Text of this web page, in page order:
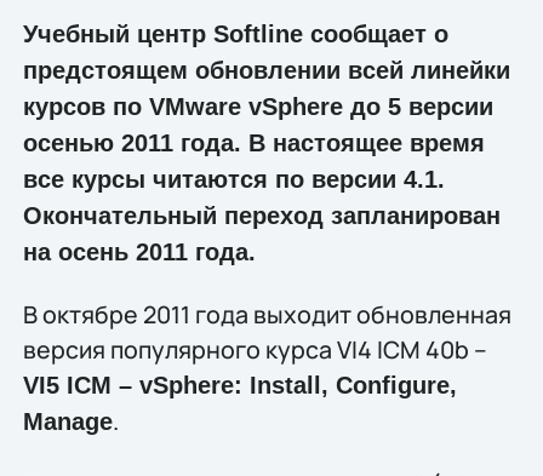
Учебный центр Softline сообщает о
предстоящем обновлении всей линейки
курсов по VMware vSphere до 5 версии
осенью 2011 года. В настоящее время
все курсы читаются по версии 4.1.
Окончательный переход запланирован
на осень 2011 года.
В октябре 2011 года выходит обновленная
версия популярного курса VI4 ICM 40b –
VI5 ICM – vSphere: Install, Configure,
Manage.